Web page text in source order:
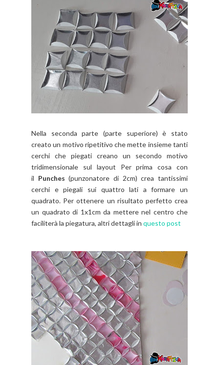
Nella seconda parte (parte superiore) è stato
creato un motivo ripetitivo che mette insieme tanti
cerchi che piegati creano un secondo motivo
tridimensionale sul layout Per prima cosa con
il Punches(punzonatore di 2cm) crea tantissimi
cerchi e piegali sui quattro lati a formare un
quadrato. Per ottenere un risultato perfetto crea
un quadrato di 1x1cm da mettere nel centro che
faciliterà la piegatura, altri dettagli in questo post